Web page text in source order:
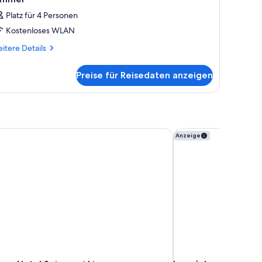
Platz für 4 Personen
Kostenloses WLAN
Details
Preise für Reisedaten anzeigen
Hotel Spinnerei Linz Anzeige
harry’s home Linz-